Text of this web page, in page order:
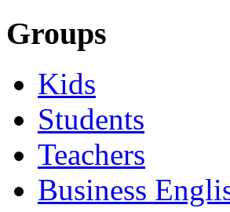
Groups
Kids
Students
Teachers
Business